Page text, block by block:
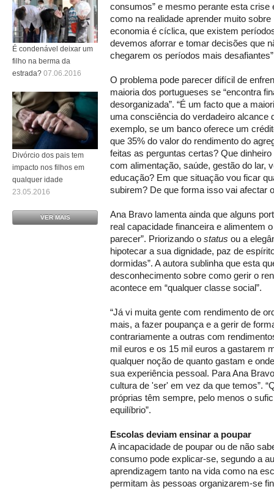
consumos” e mesmo perante esta crise
como na realidade aprender muito
economia é cíclica, que existem
devemos aforrar e tomar decisões que
chegarem os períodos mais
O problema pode parecer difícil de
maioria dos portugueses se “encontra
desorganizada”. “É um facto que a
uma consciência do verdadeiro alcance
exemplo, se um banco oferece um
que 35% do valor do rendimento do
feitas as perguntas certas? Que
com alimentação, saúde, gestão do lar,
educação? Em que situação vou ficar
subirem? De que forma isso vai afectar
Ana Bravo lamenta ainda que alguns
real capacidade financeira e alimentem
parecer”. Priorizando o status ou a
hipotecar a sua dignidade, paz de
dormidas”. A autora sublinha que esta
desconhecimento sobre como gerir o
acontece em “qualquer classe social”.
“Já vi muita gente com rendimento de
mais, a fazer poupança e a gerir de
contrariamente a outras com
mil euros e os 15 mil euros a gastarem
qualquer noção de quanto gastam e
sua experiência pessoal. Para Ana
cultura de 'ser' em vez da que temos”.
próprias têm sempre, pelo menos o
equilíbrio”.
Escolas deviam ensinar a poupar
A incapacidade de poupar ou de não
consumo pode explicar-se, segundo a
aprendizagem tanto na vida como na
permitam às pessoas organizarem-se
É condenável deixar um
filho na berma da
estrada? 07.06.2016
Divórcio dos pais tem
impacto nos filhos em
qualquer idade
23.05.2016
VER MAIS